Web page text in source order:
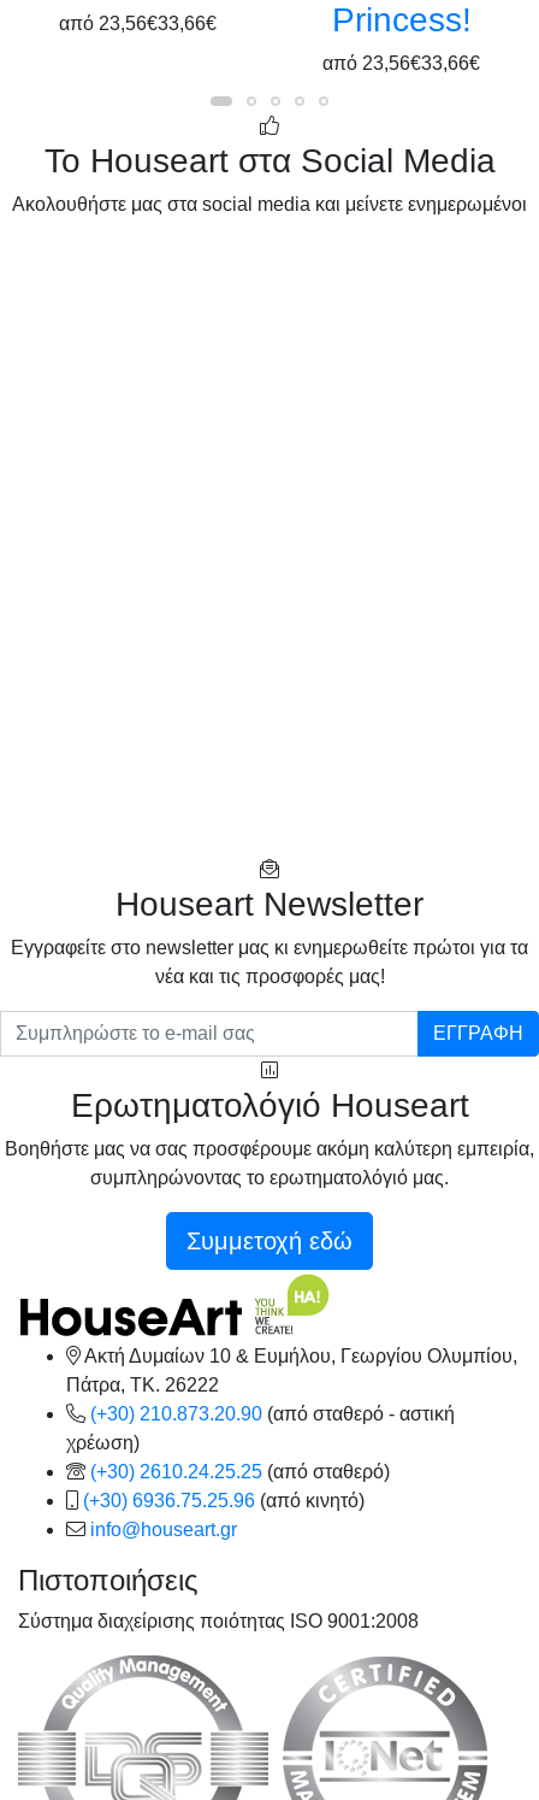
από 23,56€33,66€
Princess!
από 23,56€33,66€
Το Houseart στα Social Media
Ακολουθήστε μας στα social media και μείνετε ενημερωμένοι
Houseart Newsletter
Eγγραφείτε στο newsletter μας κι ενημερωθείτε πρώτοι για τα
νέα και τις προσφορές μας!
ΕΓΓΡΑΦΗ
Ερωτηματολόγιό Houseart
Βοηθήστε μας να σας προσφέρουμε ακόμη καλύτερη εμπειρία,
συμπληρώνοντας το ερωτηματολόγιό μας.
Συμμετοχή εδώ
Ακτή Δυμαίων 10 & Ευμήλου, Γεωργίου Ολυμπίου,
Πάτρα, TK. 26222
(+30) 210.873.20.90 (από σταθερό - αστική
χρέωση)
(+30) 2610.24.25.25 (από σταθερό)
(+30) 6936.75.25.96 (από κινητό)
info@houseart.gr
Πιστοποιήσεις
Σύστημα διαχείρισης ποιότητας ISO 9001:2008